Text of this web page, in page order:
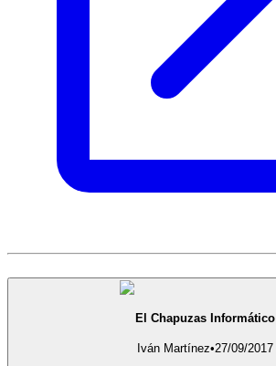
El Chapuzas Informático
Iván Martínez•27/09/2017